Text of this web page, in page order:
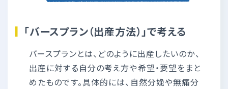
「バースプラン（出産方法）」で考える
バースプランとは、どのように出産したいのか、
出産に対する自分の考え方や希望・要望をまと
めたものです。具体的には、自然分娩や無痛分